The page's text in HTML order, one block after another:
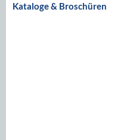
Kataloge & Broschüren